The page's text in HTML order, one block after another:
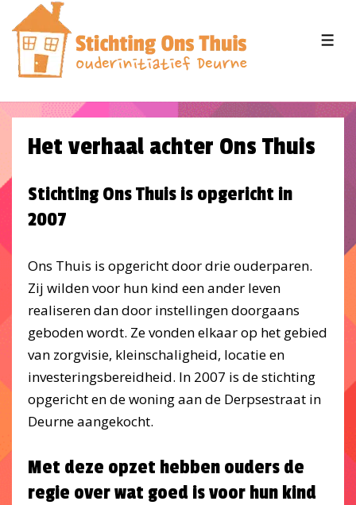
Doorgaan
naar
hoofdinhoud
Het verhaal achter Ons Thuis
Stichting Ons Thuis is opgericht in
2007
Ons Thuis is opgericht door drie ouderparen.
Zij wilden voor hun kind een ander leven
realiseren dan door instellingen doorgaans
geboden wordt. Ze vonden elkaar op het gebied
van zorgvisie, kleinschaligheid, locatie en
investeringsbereidheid. In 2007 is de stichting
opgericht en de woning aan de Derpsestraat in
Deurne aangekocht.
Met deze opzet hebben ouders de
regie over wat goed is voor hun kind